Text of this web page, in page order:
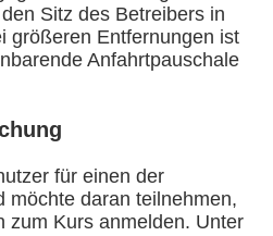
Sitz des Betreibers in
größeren Entfernungen ist
Anfahrtpauschale
für einen der
möchte daran teilnehmen,
zum Kurs anmelden. Unter